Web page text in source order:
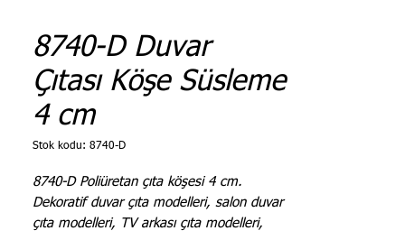
8740-D Duvar
Çıtası Köşe Süsleme
4 cm
Stok kodu: 8740-D
8740-D Poliüretan çıta köşesi 4 cm.
Dekoratif duvar çıta modelleri, salon duvar
çıta modelleri, TV arkası çıta modelleri,